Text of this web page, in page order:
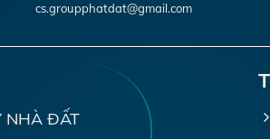
cs.groupphatdat@gmail.com
NHÀ ĐẤT